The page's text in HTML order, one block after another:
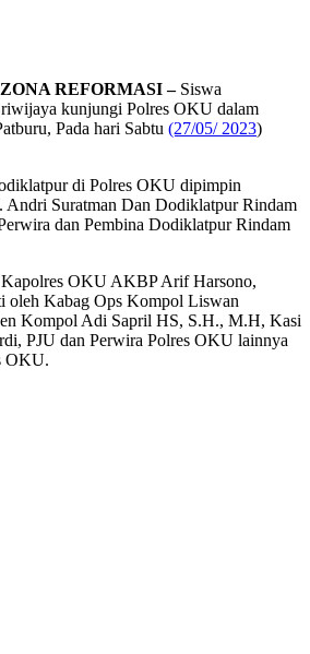
REFORMASI – Siswa
kunjungi Polres OKU dalam
Pada hari Sabtu (27/05/ 2023)
di Polres OKU dipimpin
Andri Suratman Dan Dodiklatpur Rindam
dan Pembina Dodiklatpur Rindam
OKU AKBP Arif Harsono,
Kabag Ops Kompol Liswan
Kompol Adi Sapril HS, S.H., M.H, Kasi
PJU dan Perwira Polres OKU lainnya
OKU.